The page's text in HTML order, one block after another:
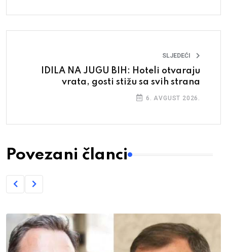
SLJEDEĆI
IDILA NA JUGU BIH: Hoteli otvaraju
vrata, gosti stižu sa svih strana
6. AVGUST 2026.
Povezani članci